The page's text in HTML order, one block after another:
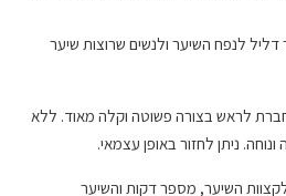
לנפח השיער ולנשים שרוצות שיער
לראש בצורה פשוטה וקלה מאוד. ללא
ניתן לחזור באופן עצמאי.
השיער, מספר דקות והשיער